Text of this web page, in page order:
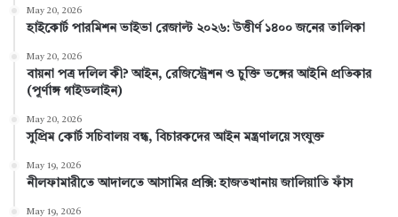
o
k
e
s n
e
a
May 20, 2026
হাইকোর্ট পারমিশন ভাইভা রেজাল্ট ২০২৬: উত্তীর্ণ ১৪০০ জনের তালিকা
May 20, 2026
বায়না পত্র দলিল কী? আইন, রেজিস্ট্রেশন ও চুক্তি ভঙ্গের আইনি প্রতিকার
(পূর্ণাঙ্গ গাইডলাইন)
May 20, 2026
সুপ্রিম কোর্ট সচিবালয় বন্ধ, বিচারকদের আইন মন্ত্রণালয়ে সংযুক্ত
May 19, 2026
নীলফামারীতে আদালতে আসামির প্রক্সি: হাজতখানায় জালিয়াতি ফাঁস
May 19, 2026